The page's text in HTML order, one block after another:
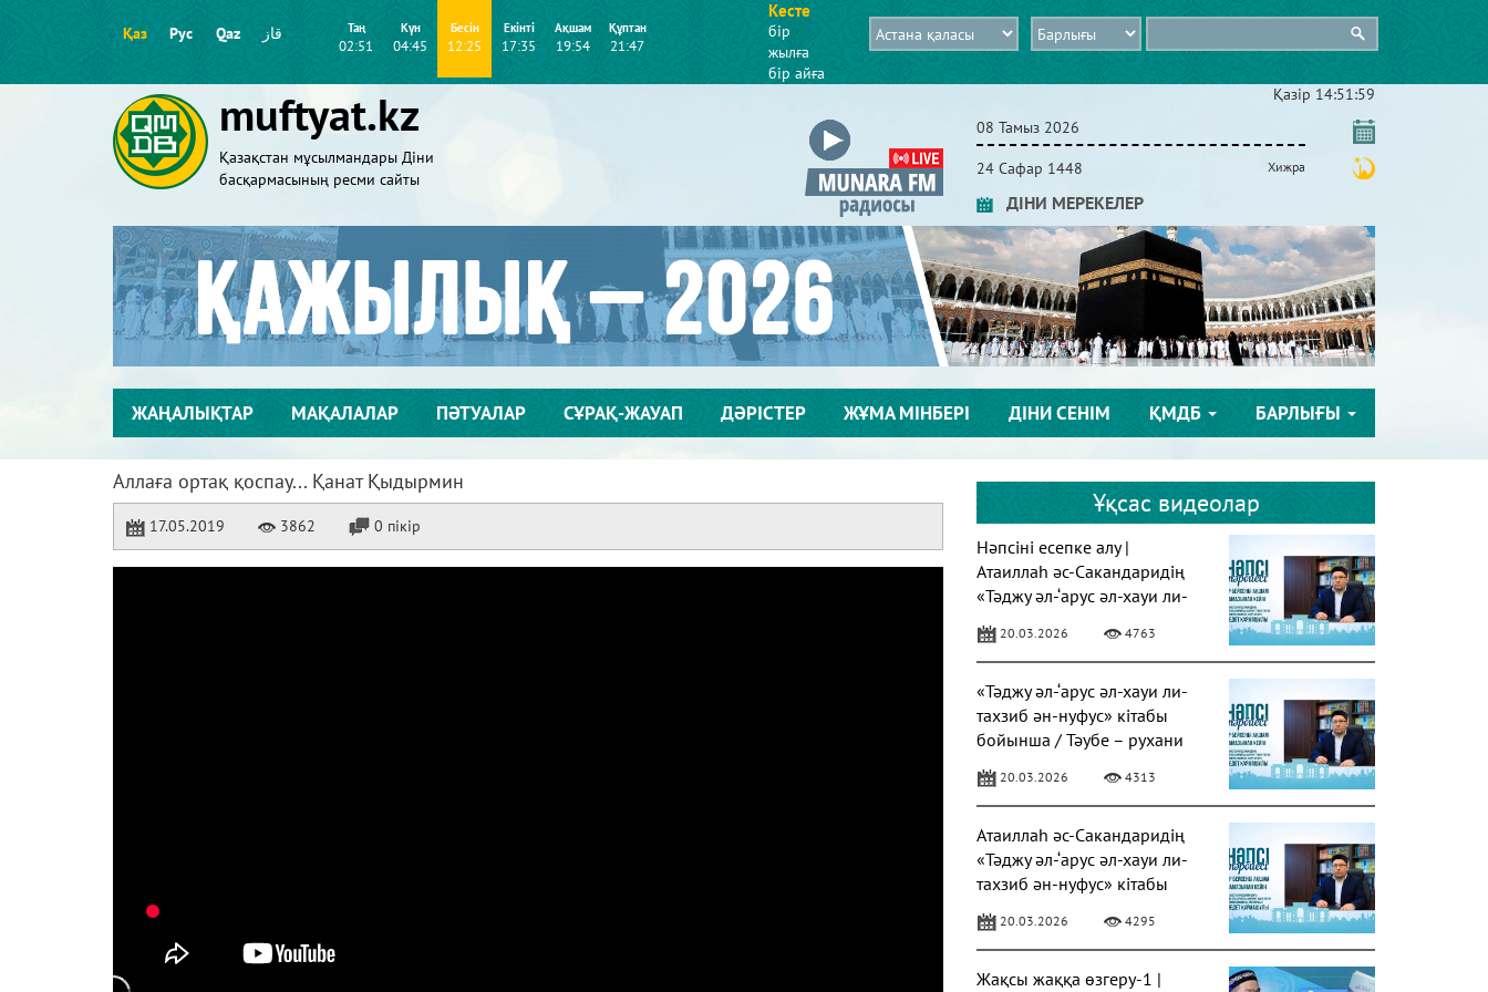
Қаз Рус Qaz قاز Таң
02:51
Күн
04:45
Бесін
12:25
Екінті
17:35
Ақшам
19:54
Құптан
21:47
Кесте
бір
жылға
бір айға
muftyat.kz
Қазақстан мұсылмандары Діни
басқармасының ресми сайты
Қазір 14:51:59
08 Тамыз 2026
24 Сафар 1448 Хижра
ДІНИ МЕРЕКЕЛЕР
ЖАҢАЛЫҚТАР МАҚАЛАЛАР ПӘТУАЛАР СҰРАҚ-ЖАУАП ДӘРІСТЕР ЖҰМА МІНБЕРІ ДІНИ СЕНІМ ҚМДБ БАРЛЫҒЫ
Аллаға ортақ қоспау... Қанат Қыдырмин
17.05.2019 3862 0 пікір
Ұқсас видеолар
Нәпсіні есепке алу |
Атаиллаһ әс-Сакандаридің
«Тәджу әл-‘арус әл-хауи ли-
20.03.2026 4763
«Тәджу әл-‘арус әл-хауи ли-
тахзиб ән-нуфус» кітабы
бойынша / Тәубе – рухани
20.03.2026 4313
Атаиллаһ әс-Сакандаридің
«Тәджу әл-‘арус әл-хауи ли-
тахзиб ән-нуфус» кітабы
20.03.2026 4295
Жақсы жаққа өзгеру-1 |